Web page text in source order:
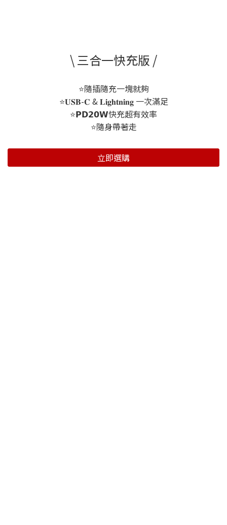
\ 三合一快充版 /
⭐隨插隨充一塊就夠
⭐𝐔𝐒𝐁-𝐂 & 𝐋𝐢𝐠𝐡𝐭𝐧𝐢𝐧𝐠 一次滿足
⭐𝗣𝗗𝟮𝟬𝗪快充超有效率
⭐隨身帶著走
立即選購